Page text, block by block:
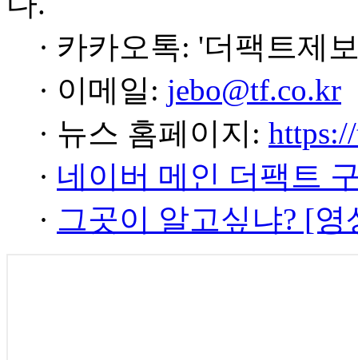
· 카카오톡: '더팩트제
· 이메일: jebo@tf.co.kr
· 뉴스 홈페이지:
· 네이버 메인 더팩트
· 그곳이 알고싶냐? [